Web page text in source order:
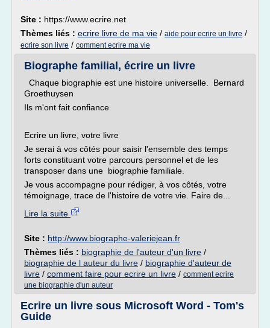
Site : https://www.ecrire.net
Thèmes liés : ecrire livre de ma vie / aide pour ecrire un livre /
ecrire son livre / comment ecrire ma vie
Biographe familial, écrire un livre
Chaque biographie est une histoire universelle. Bernard
Groethuysen
Ils m'ont fait confiance
Ecrire un livre, votre livre
Je serai à vos côtés pour saisir l'ensemble des temps
forts constituant votre parcours personnel et de les
transposer dans une biographie familiale.
Je vous accompagne pour rédiger, à vos côtés, votre
témoignage, trace de l'histoire de votre vie. Faire de...
Lire la suite
Site : http://www.biographe-valeriejean.fr
Thèmes liés : biographie de l'auteur d'un livre /
biographie de l auteur du livre / biographie d'auteur de
livre / comment faire pour ecrire un livre / comment ecrire
une biographie d'un auteur
Ecrire un livre sous Microsoft Word - Tom's
Guide